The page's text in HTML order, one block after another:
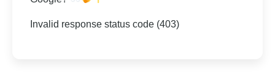
Invalid response status code (403)